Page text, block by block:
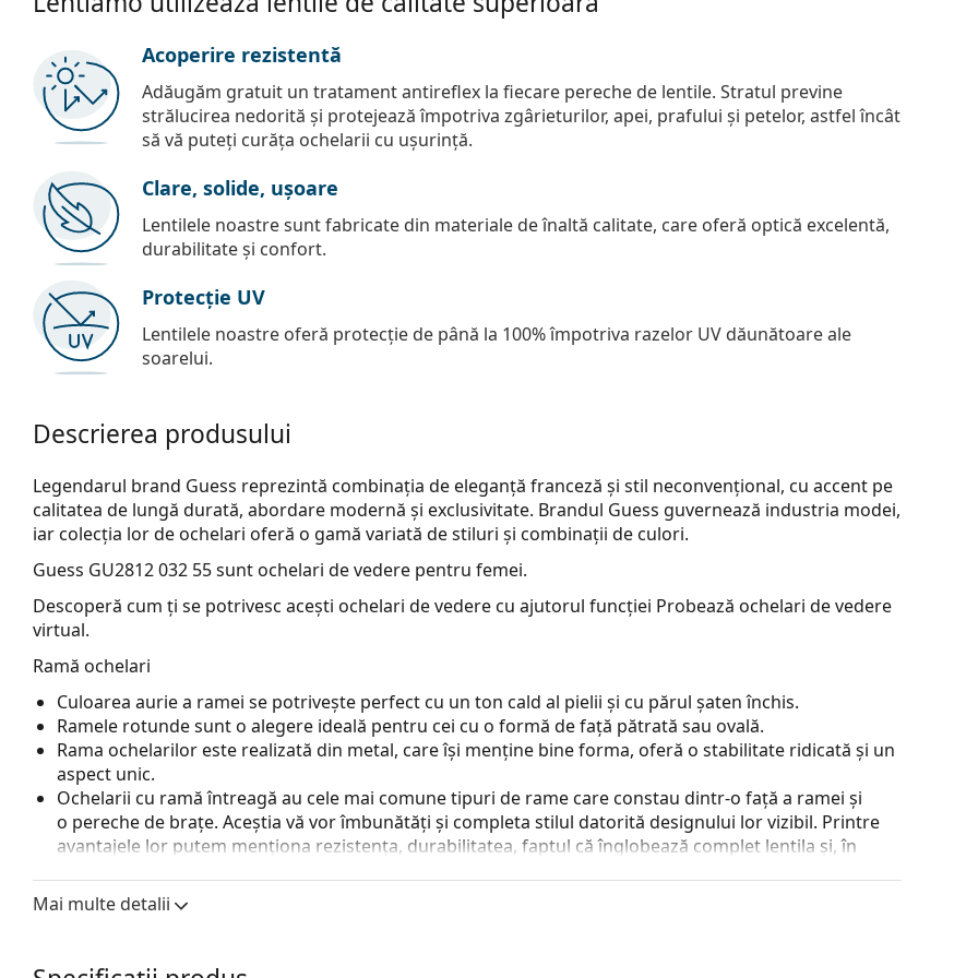
Acoperire rezistentă
Adăugăm gratuit un tratament antireflex la fiecare pereche de lentile. Stratul previne
strălucirea nedorită și protejează împotriva zgârieturilor, apei, prafului și petelor, astfel încât
să vă puteți curăța ochelarii cu ușurință.
Clare, solide, ușoare
Lentilele noastre sunt fabricate din materiale de înaltă calitate, care oferă optică excelentă,
durabilitate și confort.
Protecție UV
Lentilele noastre oferă protecție de până la 100% împotriva razelor UV dăunătoare ale
soarelui.
Descrierea produsului
Legendarul brand Guess reprezintă combinația de eleganță franceză și stil neconvențional, cu accent pe
calitatea de lungă durată, abordare modernă și exclusivitate. Brandul Guess guvernează industria modei,
iar colecția lor de ochelari oferă o gamă variată de stiluri și combinații de culori.
Guess GU2812 032 55sunt ochelari de vedere pentru femei.
Descoperă cum ți se potrivesc acești ochelari de vedere cu ajutorul funcției Probează ochelari de vedere
virtual.
Ramă ochelari
Culoarea aurie a ramei se potrivește perfect cu un ton cald al pielii și cu părul șaten închis.
Ramele rotunde sunt o alegere ideală pentru cei cu o formă de față pătrată sau ovală.
Rama ochelarilor este realizată din metal, care își menține bine forma, oferă o stabilitate ridicată și un
aspect unic.
Ochelarii cu ramă întreagă au cele mai comune tipuri de rame care constau dintr-o față a ramei și
o pereche de brațe. Aceștia vă vor îmbunătăți și completa stilul datorită designului lor vizibil. Printre
avantajele lor putem menționa rezistența, durabilitatea, faptul că înglobează complet lentila și, în
inclusiv cele cu putere optică mai mare.
Pernițele de nas reglabile permit o ușoară modificare a poziției și a potrivirii ochelarilor. Pernițele de
pernițelor de nas trebuie să fie întotdeauna făcută de un optician cu experiență pentru a preveni
Mai multe detalii